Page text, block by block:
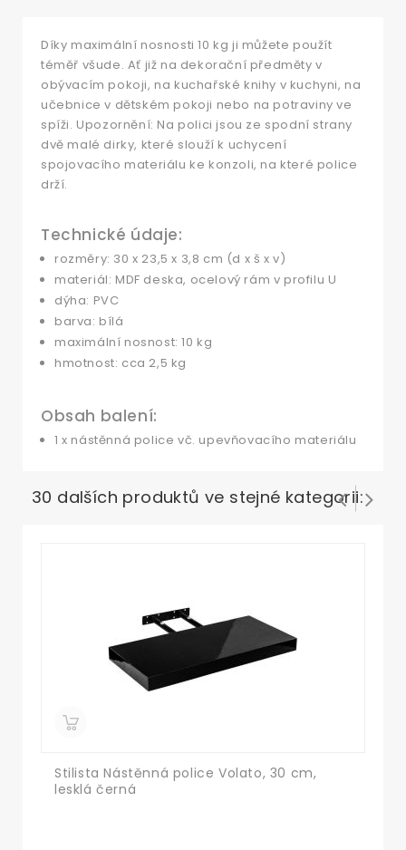
Díky maximální nosnosti 10 kg ji můžete použít
téměř všude. Ať již na dekorační předměty v
obývacím pokoji, na kuchařské knihy v kuchyni, na
učebnice v dětském pokoji nebo na potraviny ve
spíži. Upozornění: Na polici jsou ze spodní strany
dvě malé dirky, které slouží k uchycení
spojovacího materiálu ke konzoli, na které police
drží.
Technické údaje:
rozměry: 30 x 23,5 x 3,8 cm (d x š x v)
materiál: MDF deska, ocelový rám v profilu U
dýha: PVC
barva: bílá
maximální nosnost: 10 kg
hmotnost: cca 2,5 kg
Obsah balení:
1 x nástěnná police vč. upevňovacího materiálu
30 dalších produktů ve stejné kategorii:
Stilista Nástěnná police Volato, 30 cm,
lesklá černá